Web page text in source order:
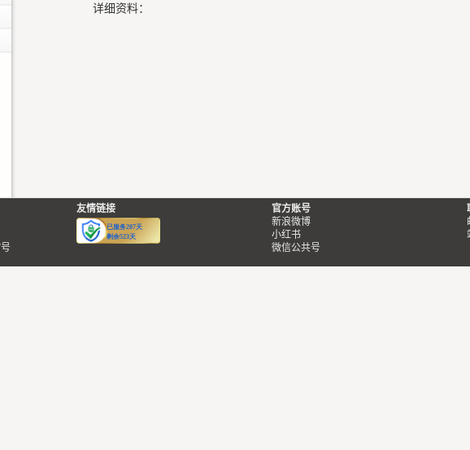
详细资料：
友情链接
官方账号
新浪微博
小红书
微信公共号